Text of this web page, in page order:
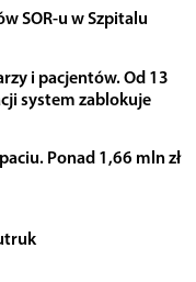
SOR-u w Szpitalu
i pacjentów. Od 13
system zablokuje
Ponad 1,66 mln zł